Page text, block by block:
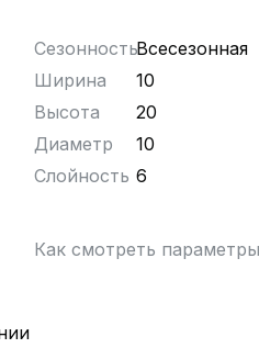
СезонностьВсесезонная
Ширина
10
Высота
20
Диаметр
10
Слойность 6
Как смотреть